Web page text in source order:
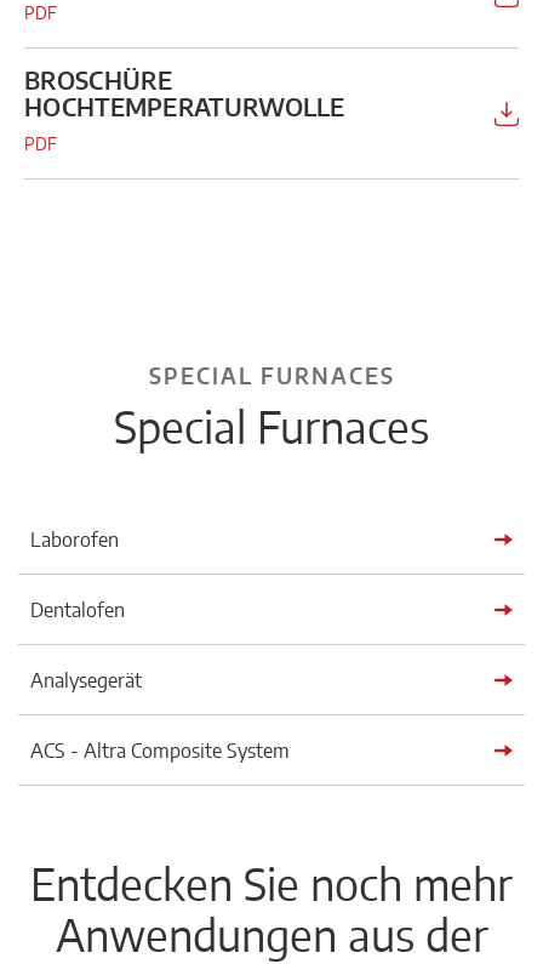
PDF
BROSCHÜRE
HOCHTEMPERATURWOLLE
PDF
Special Furnaces
SPECIAL FURNACES
Laborofen
Dentalofen
Analysegerät
ACS - Altra Composite System
Entdecken Sie noch mehr
Anwendungen aus der